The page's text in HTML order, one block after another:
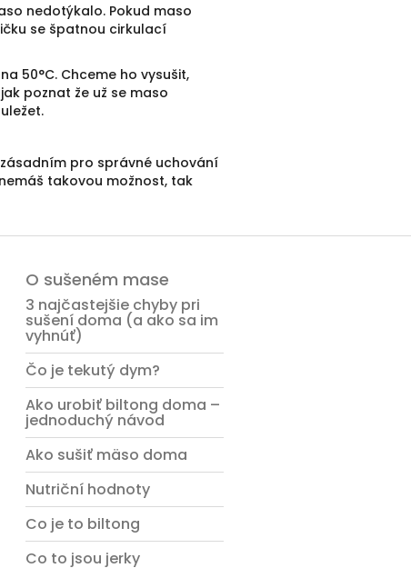
nedotýkalo. Pokud maso
se špatnou cirkulací
50°C. Chceme ho vysušit,
jak poznat že už se maso
pro správné uchování
takovou možnost, tak
O sušeném mase
3 najčastejšie chyby pri
sušení doma (a ako sa im
vyhnúť)
Čo je tekutý dym?
Ako urobiť biltong doma –
jednoduchý návod
Ako sušiť mäso doma
Nutriční hodnoty
Co je to biltong
Co to jsou jerky